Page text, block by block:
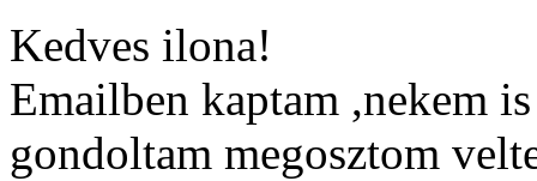
Kedves ilona!
Emailben kaptam ,nekem
gondoltam megosztom